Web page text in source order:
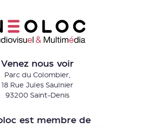
Venez nous voir
Parc du Colombier,
18 Rue Jules Saulnier
93200 Saint-Denis
est membre de